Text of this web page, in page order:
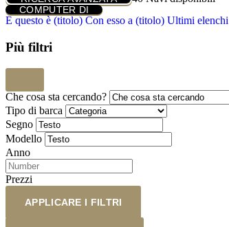
COMPUTER DI
E questo è (titolo) Con esso a (titolo) Ultimi elenchi
Più filtri
Che cosa sta cercando?
Tipo di barca
Segno
Modello
Anno
Prezzi
APPLICARE I FILTRI